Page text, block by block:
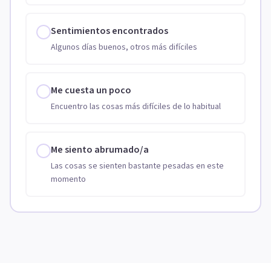
Sentimientos encontrados
Algunos días buenos, otros más difíciles
Me cuesta un poco
Encuentro las cosas más difíciles de lo habitual
Me siento abrumado/a
Las cosas se sienten bastante pesadas en este
momento